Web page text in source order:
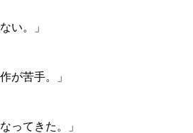
い。」
が苦手。」
ってきた。」